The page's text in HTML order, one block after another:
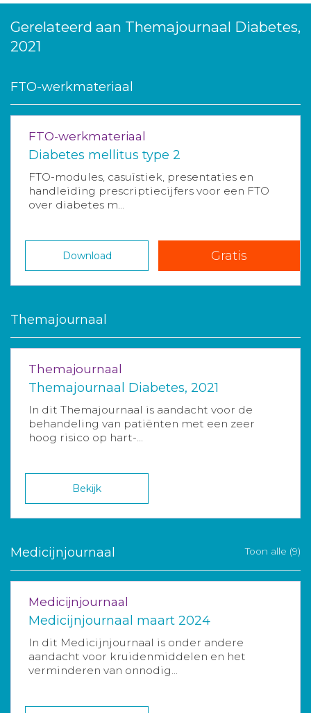
Gerelateerd aan Themajournaal Diabetes,
2021
FTO-werkmateriaal
FTO-werkmateriaal
Diabetes mellitus type 2
FTO-modules, casuïstiek, presentaties en
handleiding prescriptiecijfers voor een FTO
over diabetes m...
Download Gratis
Themajournaal
Themajournaal
Themajournaal Diabetes, 2021
In dit Themajournaal is aandacht voor de
behandeling van patiënten met een zeer
hoog risico op hart-...
Bekijk
Medicijnjournaal Toon alle (9)
Medicijnjournaal
Medicijnjournaal maart 2024
In dit Medicijnjournaal is onder andere
aandacht voor kruidenmiddelen en het
verminderen van onnodig...